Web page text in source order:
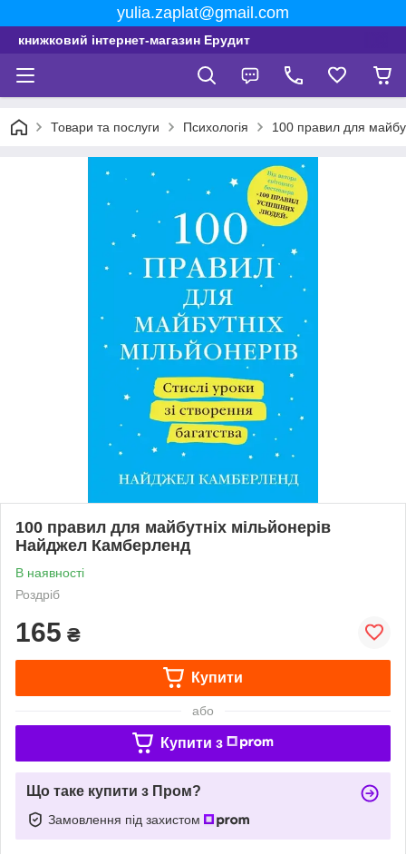
yulia.zaplat@gmail.com
книжковий інтернет-магазин Ерудит
Товари та послуги Психологія 100 правил для
100 правил для майбутніх мільйонерів
Найджел Камберленд
В наявності
Роздріб
165 ₴
Купити
або
Купити з
Що таке купити з Пром?
Замовлення під захистом